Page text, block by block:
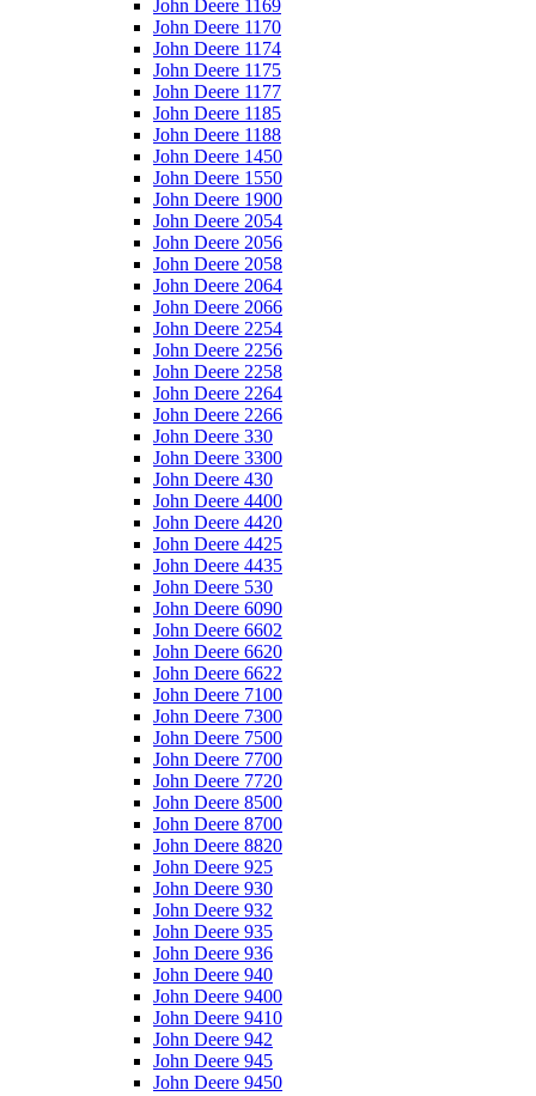
John Deere 1169
John Deere 1170
John Deere 1174
John Deere 1175
John Deere 1177
John Deere 1185
John Deere 1188
John Deere 1450
John Deere 1550
John Deere 1900
John Deere 2054
John Deere 2056
John Deere 2058
John Deere 2064
John Deere 2066
John Deere 2254
John Deere 2256
John Deere 2258
John Deere 2264
John Deere 2266
John Deere 330
John Deere 3300
John Deere 430
John Deere 4400
John Deere 4420
John Deere 4425
John Deere 4435
John Deere 530
John Deere 6090
John Deere 6602
John Deere 6620
John Deere 6622
John Deere 7100
John Deere 7300
John Deere 7500
John Deere 7700
John Deere 7720
John Deere 8500
John Deere 8700
John Deere 8820
John Deere 925
John Deere 930
John Deere 932
John Deere 935
John Deere 936
John Deere 940
John Deere 9400
John Deere 9410
John Deere 942
John Deere 945
John Deere 9450